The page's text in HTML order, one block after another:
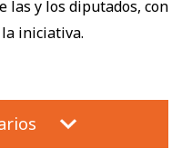
las y los diputados, con
iniciativa.